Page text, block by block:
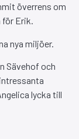
överrens om
för Erik.
nya miljöer.
Sävehof och
lycka till